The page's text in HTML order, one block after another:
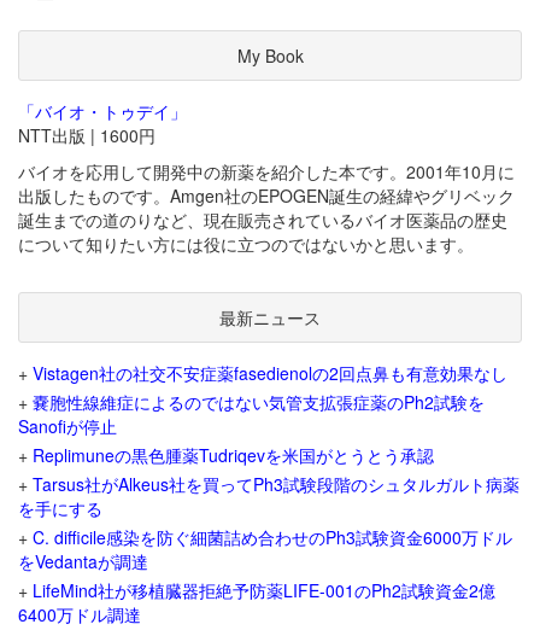
My Book
「バイオ・トゥデイ」
NTT出版 | 1600円
バイオを応用して開発中の新薬を紹介した本です。2001年10月に
出版したものです。Amgen社のEPOGEN誕生の経緯やグリベック
誕生までの道のりなど、現在販売されているバイオ医薬品の歴史
について知りたい方には役に立つのではないかと思います。
最新ニュース
+ Vistagen社の社交不安症薬fasedienolの2回点鼻も有意効果なし
+ 嚢胞性線維症によるのではない気管支拡張症薬のPh2試験を
Sanofiが停止
+ Replimuneの黒色腫薬Tudriqevを米国がとうとう承認
+ Tarsus社がAlkeus社を買ってPh3試験段階のシュタルガルト病薬
を手にする
+ C. difficile感染を防ぐ細菌詰め合わせのPh3試験資金6000万ドル
をVedantaが調達
+ LifeMind社が移植臓器拒絶予防薬LIFE-001のPh2試験資金2億
6400万ドル調達